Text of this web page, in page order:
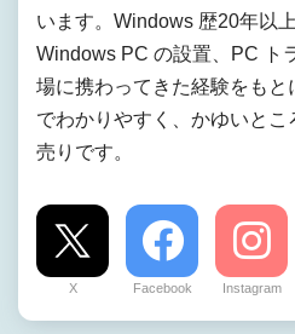
います。Windows 歴20年以
Windows PC の設置、PC ト
場に携わってきた経験をも
でわかりやすく、かゆいと
売りです。
X Facebook Instagram